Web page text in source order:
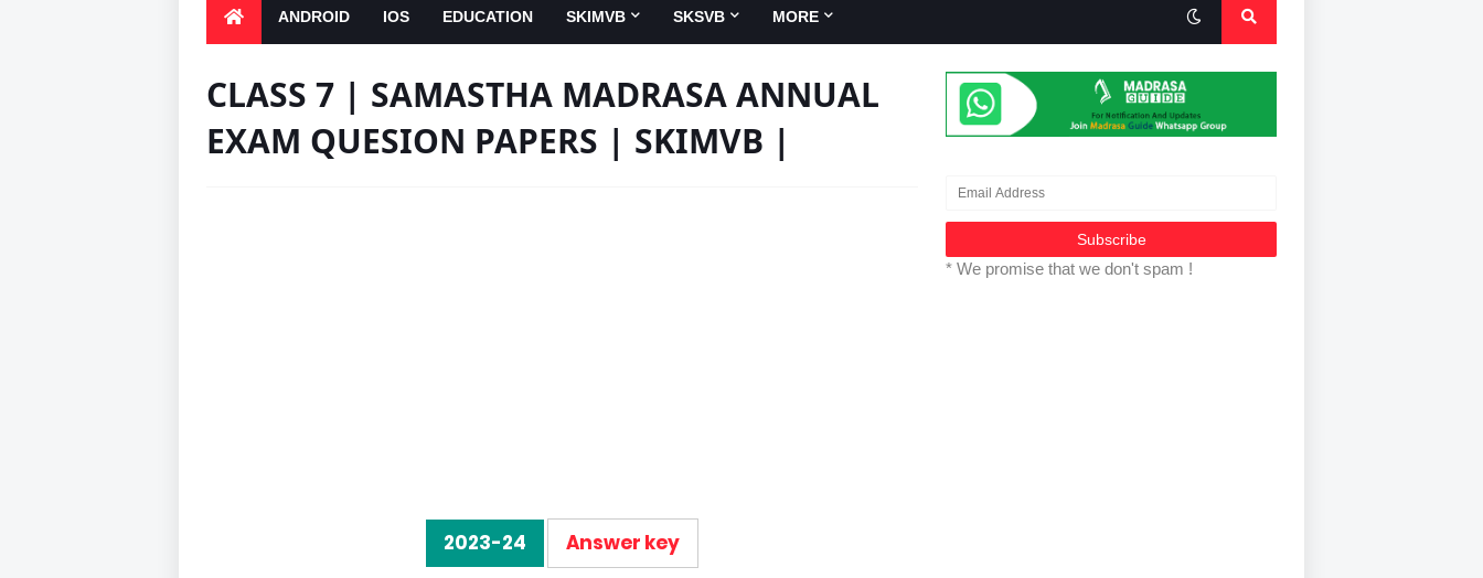
ANDROID IOS EDUCATION SKIMVB SKSVB MORE
CLASS 7 | SAMASTHA MADRASA ANNUAL
EXAM QUESION PAPERS | SKIMVB |
2023-24 Answer key
* We promise that we don't spam !